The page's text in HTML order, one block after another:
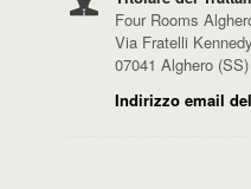
Four Rooms
Via Fratelli
07041 Alghero (SS)
Indirizzo email